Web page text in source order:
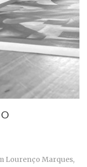
Lourenço Marques,